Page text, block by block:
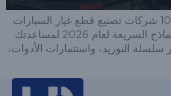
الدليل يصنف أفضل 10 شركات تصنيع قطع غيار السيارات
بعد البيع ومصنعي النماذج السريعة لعام 2026 لمساعدتك
التوريد، واستثمارات الأدوات،